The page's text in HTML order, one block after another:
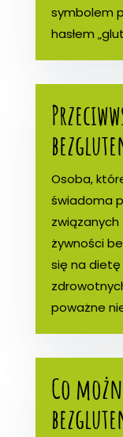
symbolem
hasłem
Osoba,
świadoma
związanych
żywności
się na
poważne
Co